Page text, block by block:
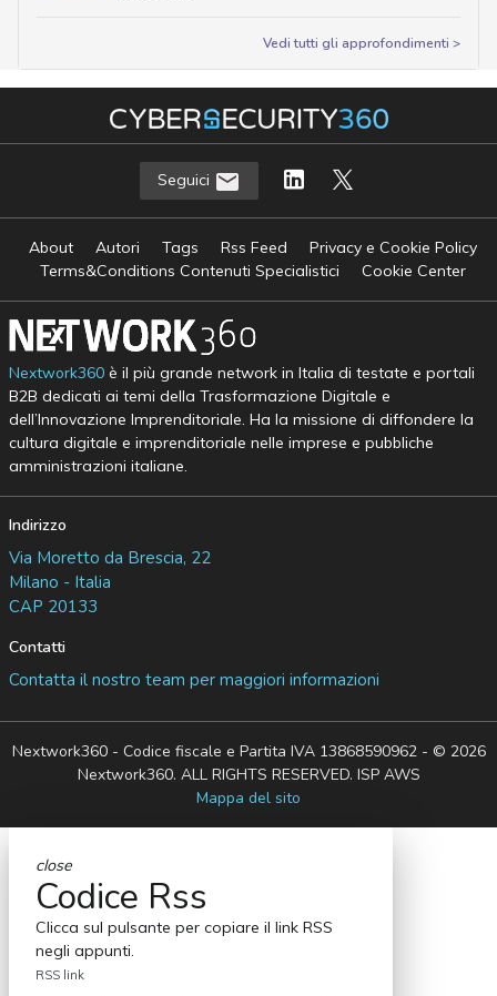
Vedi tutti gli approfondimenti >
Seguici
About Autori Tags Rss Feed
Privacy e Cookie Policy
Terms&Conditions Contenuti Specialistici
Cookie Center
Nextwork360è il più grande network in Italia di testate e portali
B2B dedicati ai temi della Trasformazione Digitale e
dell’Innovazione Imprenditoriale. Ha la missione di diffondere la
cultura digitale e imprenditoriale nelle imprese e pubbliche
amministrazioni italiane.
Indirizzo
Via Moretto da Brescia, 22
Milano - Italia
CAP 20133
Contatti
Contatta il nostro team per maggiori informazioni
Nextwork360 - Codice fiscale e Partita IVA 13868590962 - © 2026
Nextwork360. ALL RIGHTS RESERVED. ISP AWS
Mappa del sito
close
Codice Rss
Clicca sul pulsante per copiare il link RSS
negli appunti.
RSS link